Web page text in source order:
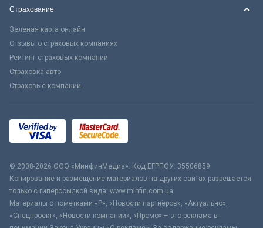
Страхование
Зеленая карта онлайн
Отзывы о страховых компаниях
Рейтинг страховых компаний
Страховка авто
Страховые компании
© 2008-2026 ООО «МинфинМедиа». Код ЕГРПОУ: 35506859
Копирование и размещение материалов на других сайтах разрешается
только с гиперссылкой вида: www.minfin.com.ua
Материалы с пометками «Р», «Новости партнёров», «Актуально»,
«Спецпроект», «Новости компаний», «Промо» – это реклама в